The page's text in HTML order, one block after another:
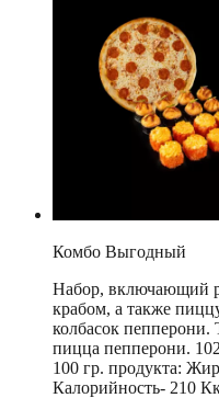
Комбо Выгодный
Набор, включающий
крабом, а также
колбасок пепперони.
пицца пепперони.
100 гр. продукта:
Калорийность- 210